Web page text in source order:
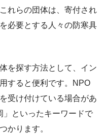
れらの団体は、寄付され
必要とする人々の防寒具
を探す方法として、イン
すると便利です。NPO
受け付けている場合があ
」といったキーワードで
かります。